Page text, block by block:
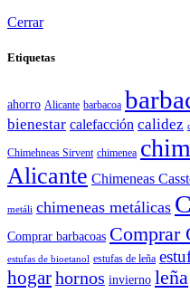
Cerrar
Etiquetas
ahorro Alicante barbacoa
bienestar calefacción calidez
Chimehneas Sirvent chimenea
Alicante Chimeneas
metáli chimeneas metálicas
Comprar barbacoas Comprar
estufas de bioetanol estufas de leña
hogarhornos invierno leña